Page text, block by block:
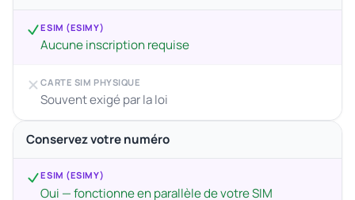
ESIM (ESIMY)
Aucune inscription requise
CARTE SIM PHYSIQUE
Souvent exigé par la loi
Conservez votre numéro
ESIM (ESIMY)
Oui — fonctionne en parallèle de votre SIM